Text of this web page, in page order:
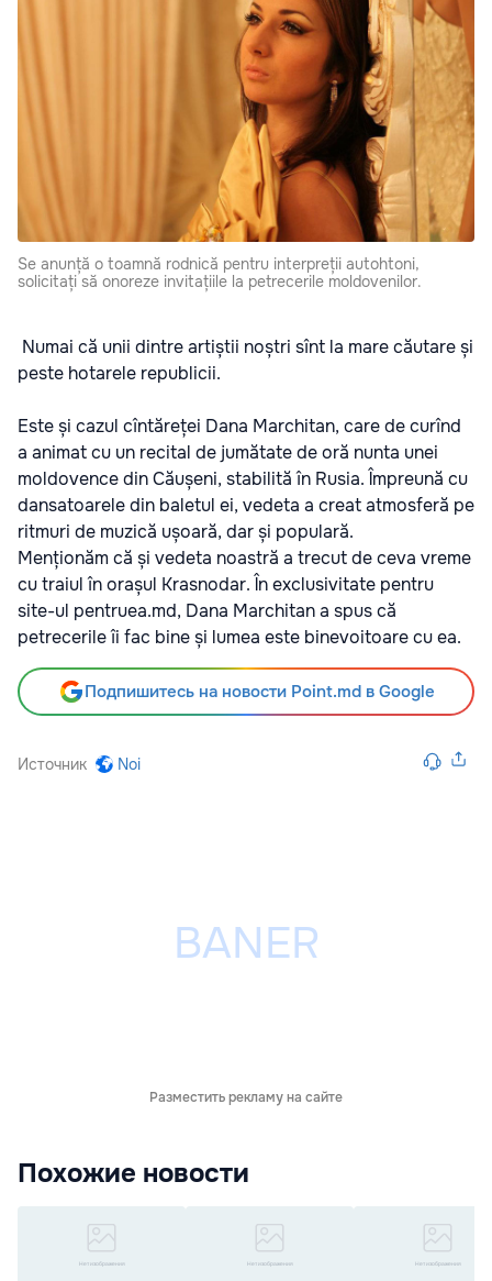
Se anunță o toamnă rodnică pentru interpreții autohtoni,
solicitați să onoreze invitațiile la petrecerile moldovenilor.
Numai că unii dintre artiștii noștri sînt la mare căutare și
peste hotarele republicii.
Este și cazul cîntăreței Dana Marchitan, care de curînd
a animat cu un recital de jumătate de oră nunta unei
moldovence din Căușeni, stabilită în Rusia. Împreună cu
dansatoarele din baletul ei, vedeta a creat atmosferă pe
ritmuri de muzică ușoară, dar și populară.
Menționăm că și vedeta noastră a trecut de ceva vreme
cu traiul în orașul Krasnodar. În exclusivitate pentru
site-ul pentruea.md, Dana Marchitan a spus că
petrecerile îi fac bine și lumea este binevoitoare cu ea.
Подпишитесь на новости Point.md в Google
Источник Noi
Разместить рекламу на сайте
Похожие новости